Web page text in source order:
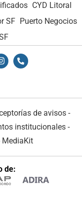
CYD Litoral
SF Puerto Negocios
de avisos -
institucionales -
MediaKit
de: